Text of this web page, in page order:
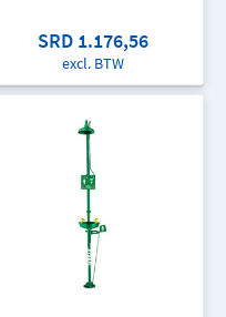
SRD 1.176,56
excl. BTW